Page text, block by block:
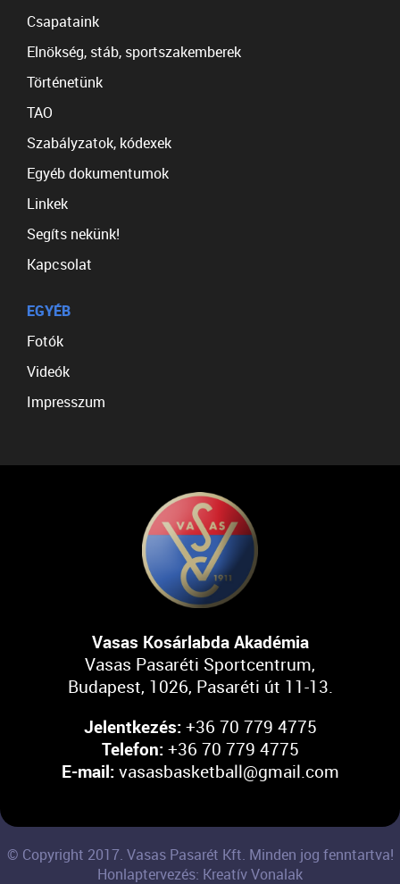
Csapataink
Elnökség, stáb, sportszakemberek
Történetünk
TAO
Szabályzatok, kódexek
Egyéb dokumentumok
Linkek
Segíts nekünk!
Kapcsolat
EGYÉB
Fotók
Videók
Impresszum
Vasas Kosárlabda Akadémia
Vasas Pasaréti Sportcentrum,
Budapest, 1026, Pasaréti út 11-13.
Jelentkezés: +36 70 779 4775
Telefon: +36 70 779 4775
E-mail: vasasbasketball@gmail.com
© Copyright 2017. Vasas Pasarét Kft. Minden jog fenntartva!
Honlaptervezés: Kreatív Vonalak